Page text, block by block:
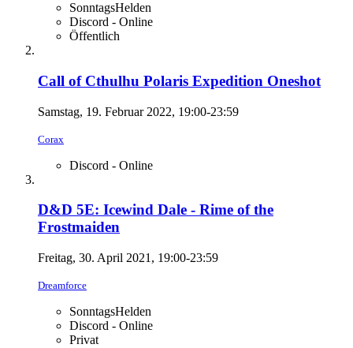
SonntagsHelden
Discord - Online
Öffentlich
Call of Cthulhu Polaris Expedition Oneshot
Samstag, 19. Februar 2022, 19:00-23:59
Corax
Discord - Online
D&D 5E: Icewind Dale - Rime of the
Frostmaiden
Freitag, 30. April 2021, 19:00-23:59
Dreamforce
SonntagsHelden
Discord - Online
Privat